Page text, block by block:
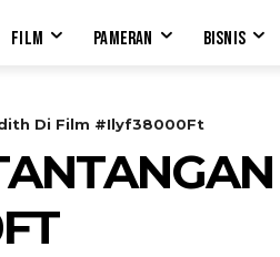
FILM PAMERAN BISNIS
Di Film #Ilyf38000Ft